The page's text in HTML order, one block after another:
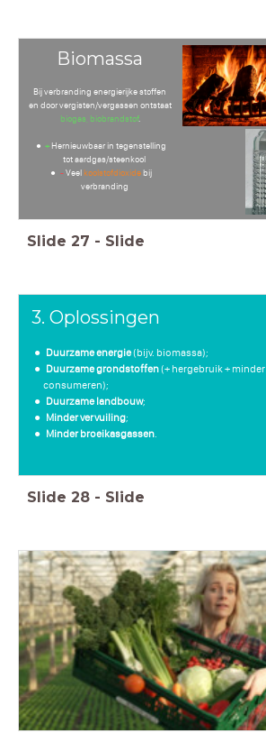
Biomassa
Bij verbranding energierijke stoffen
en door vergisten/vergassen ontstaat
biogas, biobrandstof.
+ Hernieuwbaar in tegenstelling
tot aardgas/steenkool
-Veel koolstofdioxidebij
verbranding
Slide 27 - Slide
3. Oplossingen
Duurzame energie(bijv. biomassa);
Duurzame grondstoffen(+ hergebruik + minder
consumeren);
Duurzame landbouw;
Minder vervuiling;
Minder broeikasgassen
Slide 28 - Slide